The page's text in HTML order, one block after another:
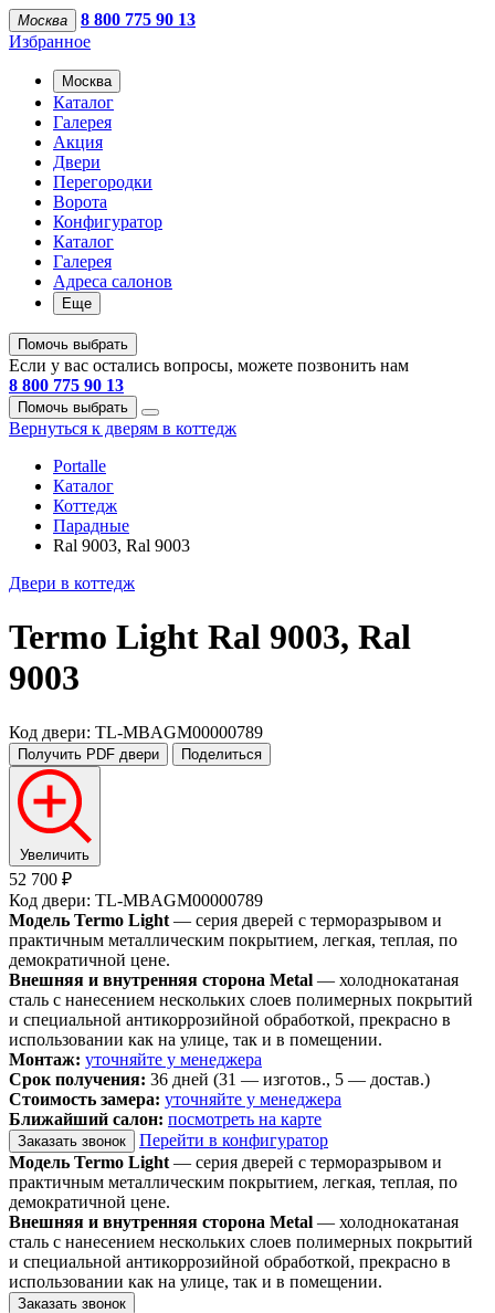
Москва
8 800 775 90 13
Избранное
Москва
Каталог
Галерея
Акция
Двери
Перегородки
Ворота
Конфигуратор
Каталог
Галерея
Адреса салонов
Еще
Помочь выбрать
Если у вас остались вопросы, можете позвонить нам
8 800 775 90 13
Помочь выбрать
Вернуться к дверям в коттедж
Portalle
Каталог
Коттедж
Парадные
Ral 9003, Ral 9003
Двери в коттедж
Termo Light Ral 9003, Ral
9003
Код двери: TL-MBAGM00000789
Получить PDF двери Поделиться
Увеличить
52 700 ₽
Код двери: TL-MBAGM00000789
Модель Termo Light — серия дверей с терморазрывом и
практичным металлическим покрытием, легкая, теплая, по
демократичной цене.
Внешняя и внутренняя сторона Metal — холоднокатаная
сталь с нанесением нескольких слоев полимерных покрытий
и специальной антикоррозийной обработкой, прекрасно в
использовании как на улице, так и в помещении.
Монтаж: уточняйте у менеджера
Срок получения: 36 дней (31 — изготов., 5 — достав.)
Стоимость замера: уточняйте у менеджера
Ближайший салон: посмотреть на карте
Заказать звонок
Перейти в конфигуратор
Модель Termo Light — серия дверей с терморазрывом и
практичным металлическим покрытием, легкая, теплая, по
демократичной цене.
Внешняя и внутренняя сторона Metal — холоднокатаная
сталь с нанесением нескольких слоев полимерных покрытий
и специальной антикоррозийной обработкой, прекрасно в
использовании как на улице, так и в помещении.
Заказать звонок